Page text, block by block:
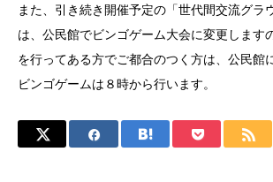
また、引き続き開催予定の「世代間交流グラ
は、公民館でビンゴゲーム大会に変更します
を行ってある方でご都合のつく方は、公民館
ビンゴゲームは８時から行います。